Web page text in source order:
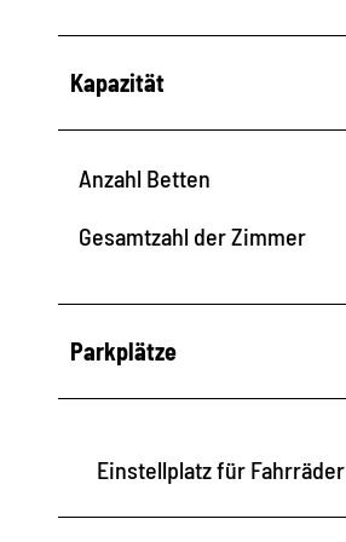
Kapazität
Anzahl Betten
Gesamtzahl der Zimmer
Parkplätze
Einstellplatz für Fahrräder